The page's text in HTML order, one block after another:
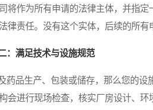
将作为所有申请的法律主体，并指
律责任。没有这个实体，后续的所有
：满足技术与设施规范
品生产、包装或储存，那么您的设
会进行现场检查，核实厂房设计、